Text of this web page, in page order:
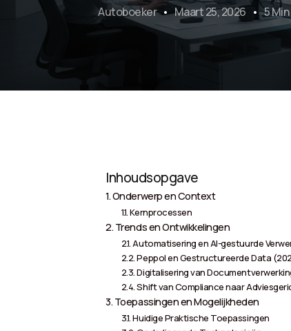
Autoboeker Maart 25, 2026 5
Inhoudsopgave
Onderwerp en Context
Kernprocessen
Trends en Ontwikkelingen
Automatisering en AI-gestuurde
Peppol en Gestructureerde Data
Digitalisering van
Shift van Compliance naar
Toepassingen en Mogelijkheden
Huidige Praktische Toepassingen